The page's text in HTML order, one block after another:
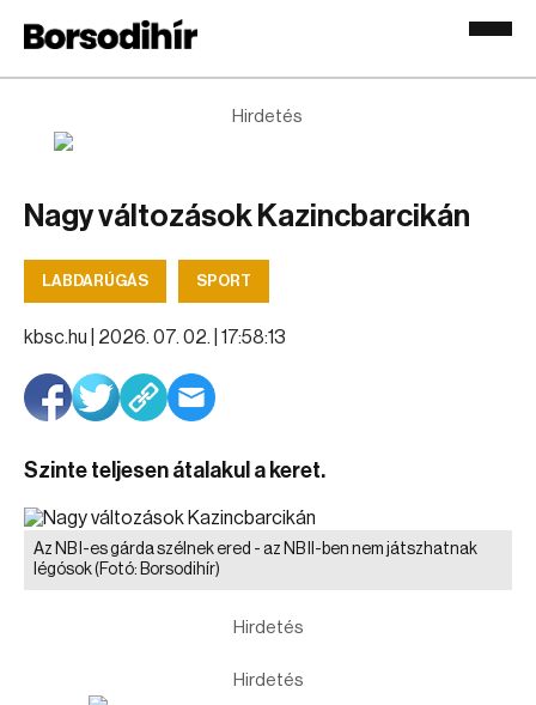
Hirdetés
Nagy változások Kazincbarcikán
LABDARÚGÁS SPORT
kbsc.hu | 2026. 07. 02. | 17:58:13
Szinte teljesen átalakul a keret.
Az NB I-es gárda szélnek ered - az NB II-ben nem játszhatnak
légósok(Fotó: Borsodihír)
Hirdetés
Hirdetés